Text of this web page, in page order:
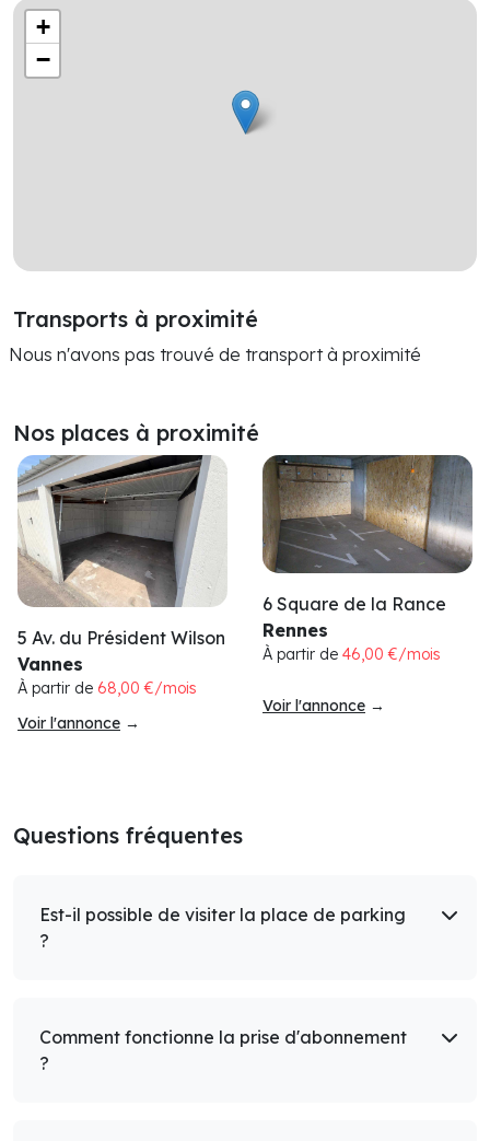
+
−
Transports à proximité
Nous n'avons pas trouvé de transport à proximité
Nos places à proximité
5 Av. du Président Wilson
Vannes
À partir de 68,00 €/mois
Voir l'annonce →
6 Square de la Rance
Rennes
À partir de 46,00 €/mois
Voir l'annonce →
Questions fréquentes
Est-il possible de visiter la place de parking
?
Comment fonctionne la prise d'abonnement
?